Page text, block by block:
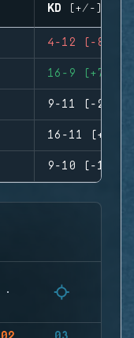
KD (+/-)
4-12 (-8)
16-9 (+7)
9-11 (-2)
16-11 (+5)
9-10 (-1)